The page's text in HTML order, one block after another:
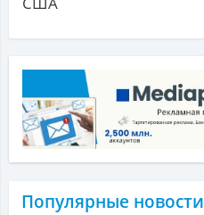
Популярные новости